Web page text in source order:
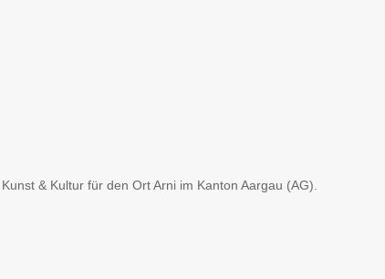
& Kultur für den Ort Arni im Kanton Aargau (AG).